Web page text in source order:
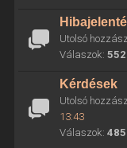
Utolsó
Válaszok: 552
Kérdések
Utolsó
13:43
Válaszok: 485